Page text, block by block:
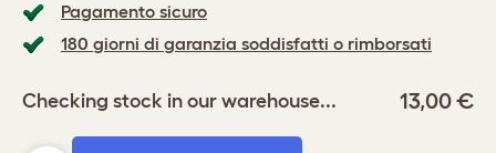
Pagamento sicuro
180 giorni di garanzia soddisfatti o rimborsati
Checking stock in our warehouse... 13,00 €